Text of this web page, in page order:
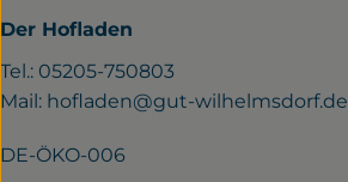
Der Hofladen
Tel.: 05205-750803
Mail: hofladen@gut-wilhelmsdorf.de
DE-ÖKO-006